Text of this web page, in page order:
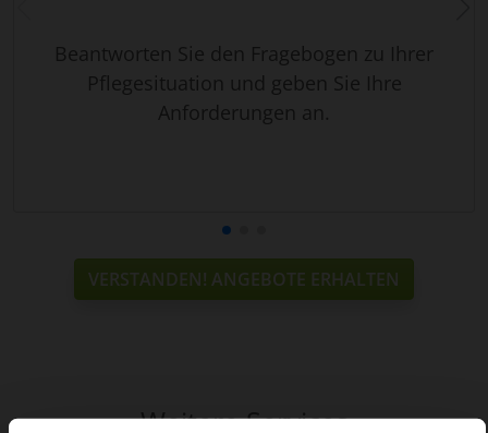
Beantworten Sie den Fragebogen zu Ihrer
Pflegesituation und geben Sie Ihre
Anforderungen an.
VERSTANDEN! ANGEBOTE ERHALTEN
Weitere Services